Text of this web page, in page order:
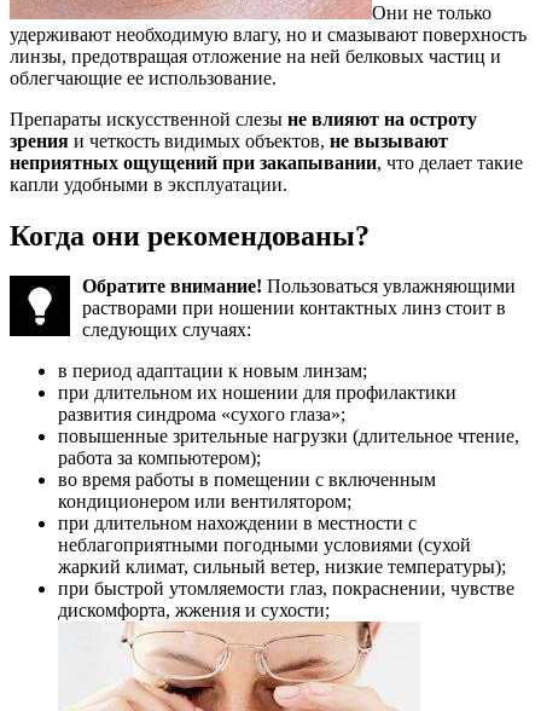
Они не только
удерживают необходимую влагу, но и смазывают поверхность
линзы, предотвращая отложение на ней белковых частиц и
облегчающие ее использование.
Препараты искусственной слезы не влияют на остроту
зрения и четкость видимых объектов, не вызывают
неприятных ощущений при закапывании, что делает такие
капли удобными в эксплуатации.
Когда они рекомендованы?
Обратите внимание! Пользоваться увлажняющими
растворами при ношении контактных линз стоит в
следующих случаях:
в период адаптации к новым линзам;
при длительном их ношении для профилактики
развития синдрома «сухого глаза»;
повышенные зрительные нагрузки (длительное чтение,
работа за компьютером);
во время работы в помещении с включенным
кондиционером или вентилятором;
при длительном нахождении в местности с
неблагоприятными погодными условиями (сухой
жаркий климат, сильный ветер, низкие температуры);
при быстрой утомляемости глаз, покраснении, чувстве
дискомфорта, жжения и сухости;